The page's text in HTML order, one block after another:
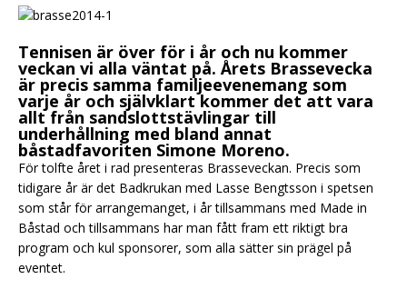
Tennisen är över för i år och nu kommer
veckan vi alla väntat på. Årets Brassevecka
är precis samma familjeevenemang som
varje år och självklart kommer det att vara
allt från sandslottstävlingar till
underhållning med bland annat
båstadfavoriten Simone Moreno.
För tolfte året i rad presenteras Brasseveckan. Precis som
tidigare år är det Badkrukan med Lasse Bengtsson i spetsen
som står för arrangemanget, i år tillsammans med Made in
Båstad och tillsammans har man fått fram ett riktigt bra
program och kul sponsorer, som alla sätter sin prägel på
eventet.